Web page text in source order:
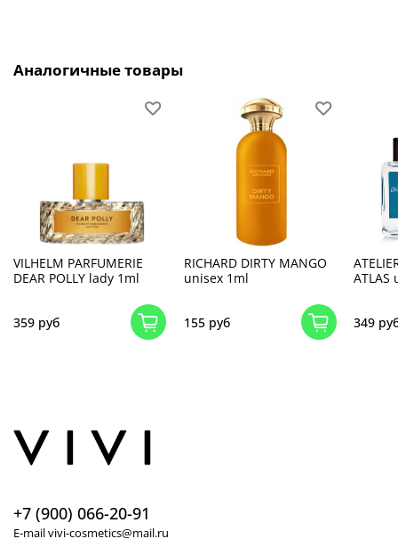
Аналогичные товары
VILHELM PARFUMERIE
DEAR POLLY lady 1ml
359 руб
RICHARD DIRTY MANGO
unisex 1ml
155 руб
ATLAS
349
+7 (900) 066-20-91
E-mail vivi-cosmetics@mail.ru